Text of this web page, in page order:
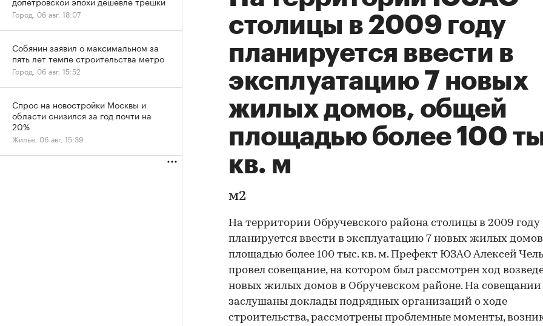
столицы в 2009 году
планируется ввести в
эксплуатацию 7 новых
жилых домов, общей
площадью более 100
кв. м
м2
На территории Обручевского района столицы в 2009 году
планируется ввести в эксплуатацию 7 новых жилых
площадью более 100 тыс. кв. м. Префект ЮЗАО Алексей
провел совещание, на котором был рассмотрен ход
новых жилых домов в Обручевском районе. На
заслушаны доклады подрядных организаций о ходе
строительства, рассмотрены проблемные моменты,
Город, 06 авг, 18:07
Собянин заявил о максимальном за
пять лет темпе строительства метро
Город, 06 авг, 15:52
Спрос на новостройки Москвы и
области снизился за год почти на
20%
Жилье, 06 авг, 15:39